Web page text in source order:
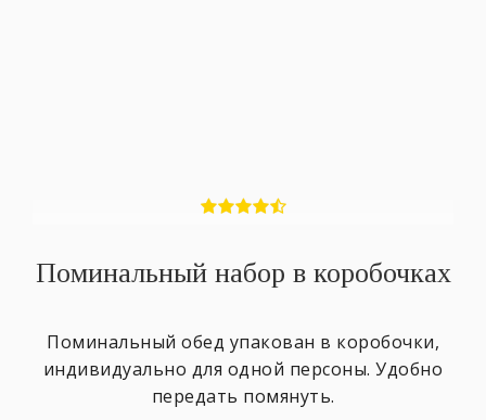
Поминальный набор в коробочках
Поминальный обед упакован в коробочки,
индивидуально для одной персоны. Удобно
передать помянуть.